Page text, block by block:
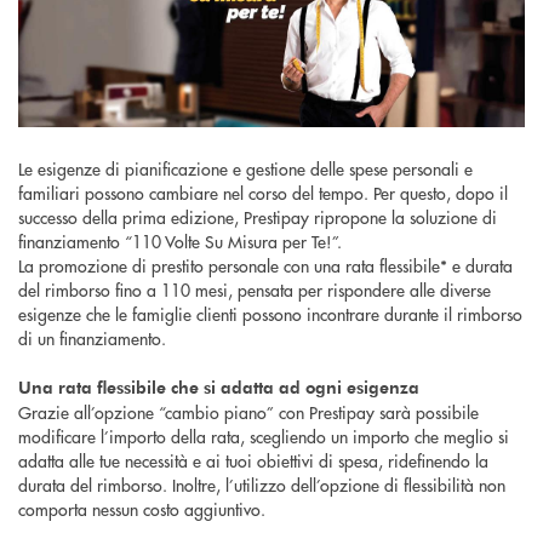
Le esigenze di pianificazione e gestione delle spese personali e
familiari possono cambiare nel corso del tempo. Per questo, dopo il
successo della prima edizione, Prestipay ripropone la soluzione di
finanziamento “110 Volte Su Misura per Te!”.
La promozione di prestito personale con una rata flessibile* e durata
del rimborso fino a 110 mesi, pensata per rispondere alle diverse
esigenze che le famiglie clienti possono incontrare durante il rimborso
di un finanziamento.
Una rata flessibile che si adatta ad ogni esigenza
Grazie all’opzione “cambio piano” con Prestipay sarà possibile
modificare l’importo della rata, scegliendo un importo che meglio si
adatta alle tue necessità e ai tuoi obiettivi di spesa, ridefinendo la
durata del rimborso. Inoltre, l’utilizzo dell’opzione di flessibilità non
comporta nessun costo aggiuntivo.